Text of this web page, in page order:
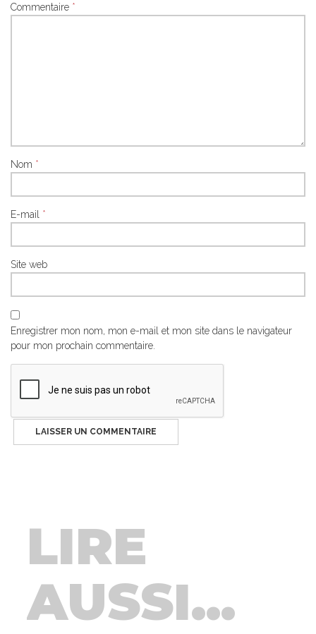
Commentaire *
Nom *
E-mail *
Site web
Enregistrer mon nom, mon e-mail et mon site dans le navigateur
pour mon prochain commentaire.
LIRE
AUSSI...